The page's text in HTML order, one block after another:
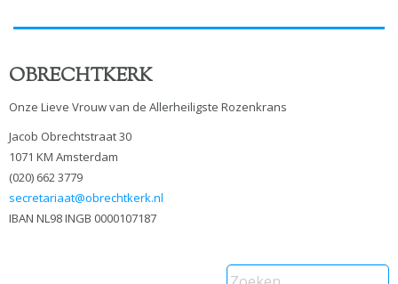
OBRECHTKERK
Onze Lieve Vrouw van de Allerheiligste Rozenkrans
Jacob Obrechtstraat 30
1071 KM Amsterdam
(020) 662 3779
secretariaat@obrechtkerk.nl
IBAN NL98 INGB 0000107187
Zoeken